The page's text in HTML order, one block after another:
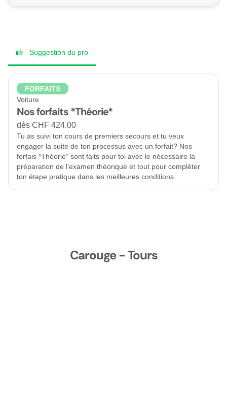
Suggestion du pro
FORFAITS
Voiture
Nos forfaits *Théorie*
dès CHF 424.00
Tu as suivi ton cours de premiers secours et tu veux
engager la suite de ton processus avec un forfait? Nos
forfais *Théorie" sont faits pour toi avec le nécessaire la
préparation de l'examen théorique et tout pour compléter
ton étape pratique dans les meilleures conditions.
Carouge - Tours